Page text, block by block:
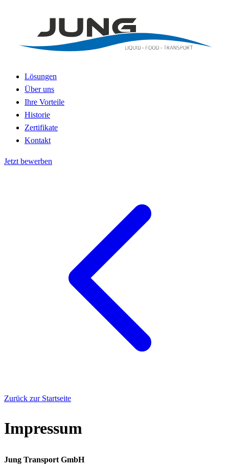
Lösungen
Über uns
Ihre Vorteile
Historie
Zertifikate
Kontakt
Jetzt bewerben
Zurück zur Startseite
Impressum
Jung Transport GmbH